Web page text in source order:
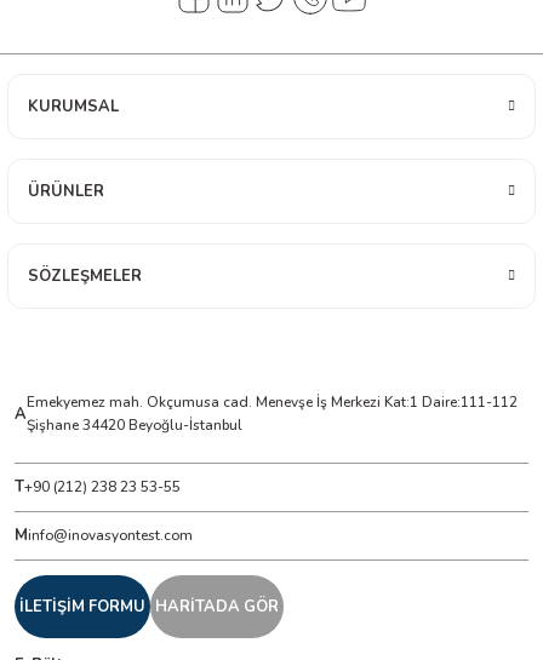
KURUMSAL
ÜRÜNLER
SÖZLEŞMELER
A
Emekyemez mah. Okçumusa cad. Menevşe İş Merkezi Kat:1 Daire:111-112
Şişhane 34420 Beyoğlu-İstanbul
T+90 (212) 238 23 53-55
Minfo@inovasyontest.com
İLETİŞİM FORMU HARİTADA GÖR